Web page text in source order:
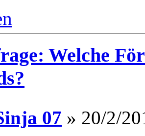
Welche
07 » 20/2/